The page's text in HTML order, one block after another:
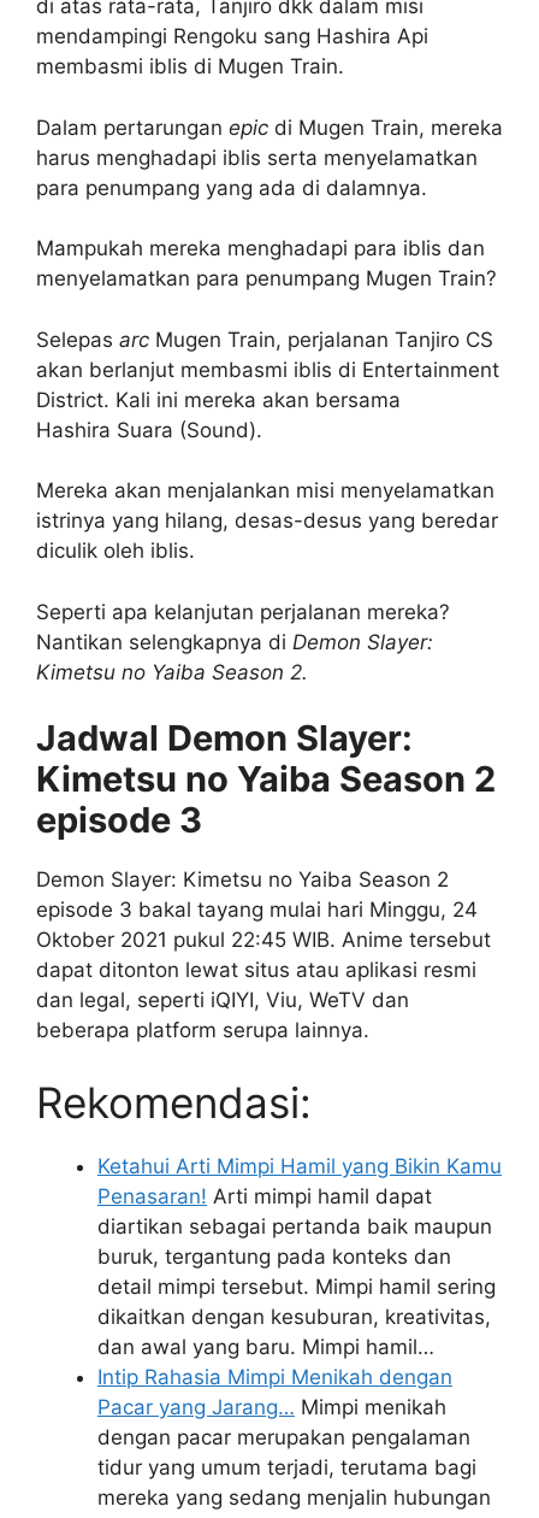
di atas rata-rata, Tanjiro dkk dalam misi
mendampingi Rengoku sang Hashira Api
membasmi iblis di Mugen Train.
Dalam pertarungan epic di Mugen Train, mereka
harus menghadapi iblis serta menyelamatkan
para penumpang yang ada di dalamnya.
Mampukah mereka menghadapi para iblis dan
menyelamatkan para penumpang Mugen Train?
Selepas arc Mugen Train, perjalanan Tanjiro CS
akan berlanjut membasmi iblis di Entertainment
District. Kali ini mereka akan bersama
Hashira Suara (Sound).
Mereka akan menjalankan misi menyelamatkan
istrinya yang hilang, desas-desus yang beredar
diculik oleh iblis.
Seperti apa kelanjutan perjalanan mereka?
Nantikan selengkapnya di Demon Slayer:
Kimetsu no Yaiba Season 2.
Jadwal Demon Slayer:
Kimetsu no Yaiba Season 2
episode 3
Demon Slayer: Kimetsu no Yaiba Season 2
episode 3 bakal tayang mulai hari Minggu, 24
Oktober 2021 pukul 22:45 WIB. Anime tersebut
dapat ditonton lewat situs atau aplikasi resmi
dan legal, seperti iQIYI, Viu, WeTV dan
beberapa platform serupa lainnya.
Rekomendasi:
Ketahui Arti Mimpi Hamil yang Bikin Kamu
Penasaran! Arti mimpi hamil dapat
diartikan sebagai pertanda baik maupun
buruk, tergantung pada konteks dan
detail mimpi tersebut. Mimpi hamil sering
dikaitkan dengan kesuburan, kreativitas,
dan awal yang baru. Mimpi hamil…
Intip Rahasia Mimpi Menikah dengan
Pacar yang Jarang… Mimpi menikah
dengan pacar merupakan pengalaman
tidur yang umum terjadi, terutama bagi
mereka yang sedang menjalin hubungan